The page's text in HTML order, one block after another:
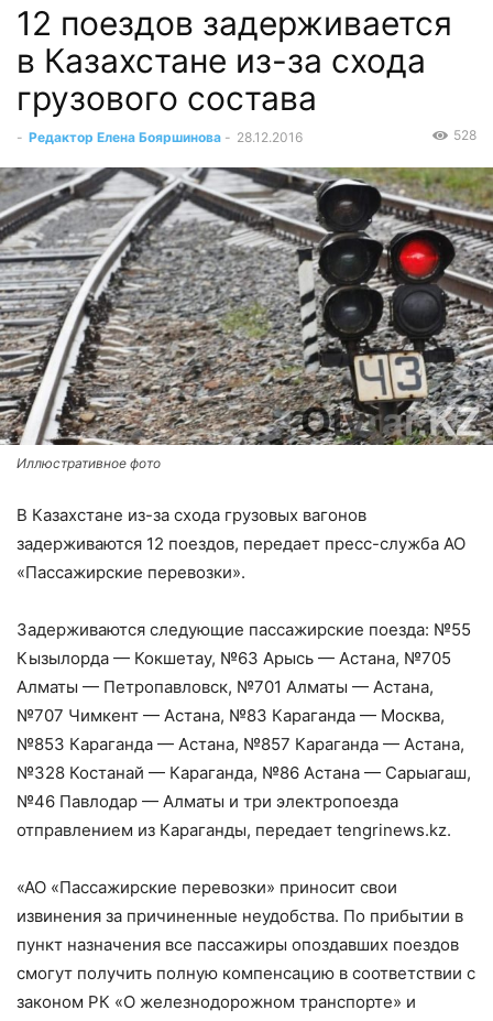
12 поездов задерживается
в Казахстане из-за схода
грузового состава
- Редактор Елена Бояршинова - 28.12.2016 528
Иллюстративное фото
В Казахстане из-за схода грузовых вагонов
задерживаются 12 поездов, передает пресс-служба АО
«Пассажирские перевозки».
Задерживаются следующие пассажирские поезда: №55
Кызылорда — Кокшетау, №63 Арысь — Астана, №705
Алматы — Петропавловск, №701 Алматы — Астана,
№707 Чимкент — Астана, №83 Караганда — Москва,
№853 Караганда — Астана, №857 Караганда — Астана,
№328 Костанай — Караганда, №86 Астана — Сарыагаш,
№46 Павлодар — Алматы и три электропоезда
отправлением из Караганды, передает tengrinews.kz.
«АО «Пассажирские перевозки» приносит свои
извинения за причиненные неудобства. По прибытии в
пункт назначения все пассажиры опоздавших поездов
смогут получить полную компенсацию в соответствии с
законом РК «О железнодорожном транспорте» и